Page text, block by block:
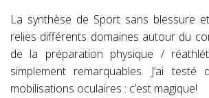
La synthèse de Sport sans blessure
relies différents domaines autour du
de la préparation physique /
simplement remarquables. J’ai testé
mobilisations oculaires : c’est magique!